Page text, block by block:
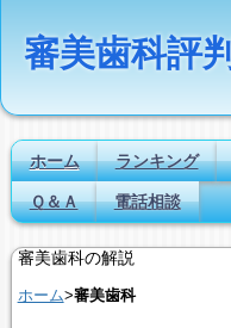
ホーム ランキング
Ｑ＆Ａ 電話相談
審美歯科の解説
ホーム>審美歯科